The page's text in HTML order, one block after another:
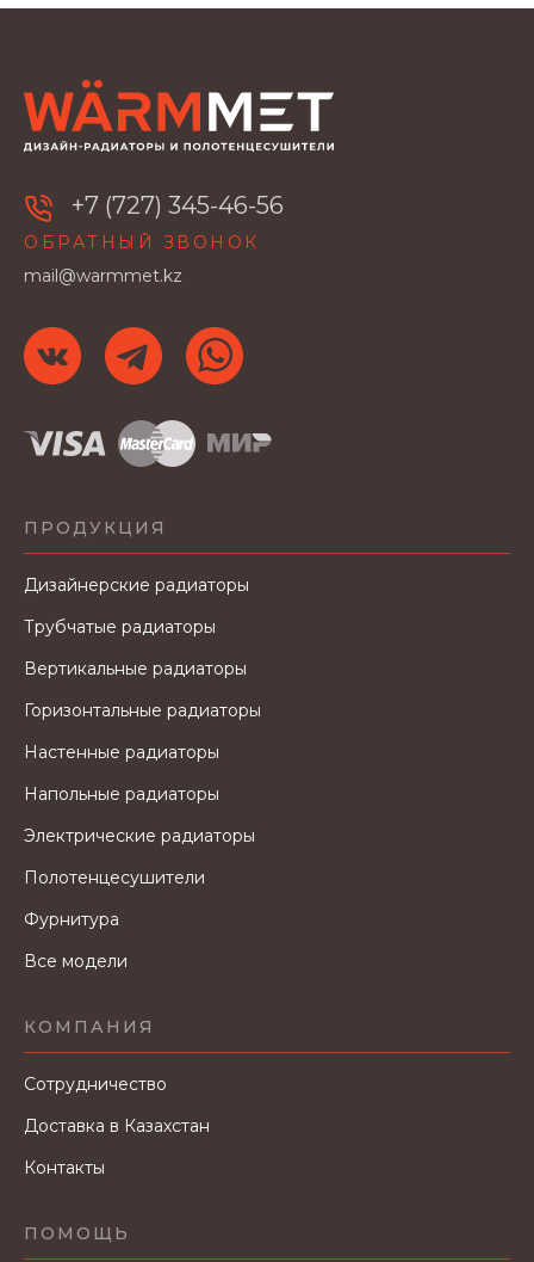
+7 (727) 345-46-56
ОБРАТНЫЙ ЗВОНОК
mail@warmmet.kz
ПРОДУКЦИЯ
Дизайнерские радиаторы
Трубчатые радиаторы
Вертикальные радиаторы
Горизонтальные радиаторы
Настенные радиаторы
Напольные радиаторы
Электрические радиаторы
Полотенцесушители
Фурнитура
Все модели
КОМПАНИЯ
Сотрудничество
Доставка в Казахстан
Контакты
ПОМОЩЬ